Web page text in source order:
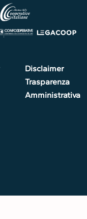
Disclaimer
Trasparenza
Amministrativa